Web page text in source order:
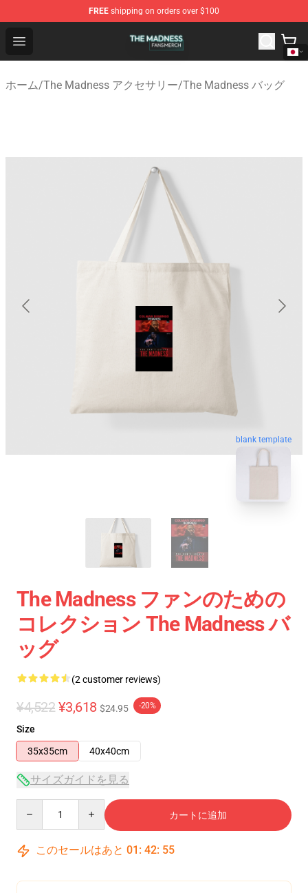
FREE shipping on orders over $100
Open menu
The Madness Shop - Official The Madness Merchandise
ホーム/The Madness アクセサリー/The Madness バッグ
blank template
The Madness ファンのための
コレクション The Madness バ
ッグ
(2 customer reviews)
¥4,522 ¥3,618 $24.95 -20%
Size
35x35cm
40x40cm
サイズガイドを見る
カートに追加
このセールはあと 01 : 42: 54